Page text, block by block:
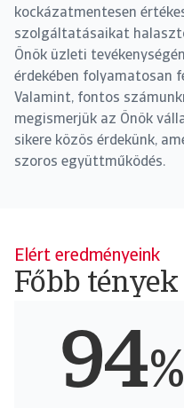
kockázatmentesen
szolgáltatásaikat
Önök üzleti
érdekében folyamatosan
Valamint, fontos
megismerjük az Önök
sikere közös érdekünk,
szoros együttműködés.
Elért eredményeink
Főbb tények
94%